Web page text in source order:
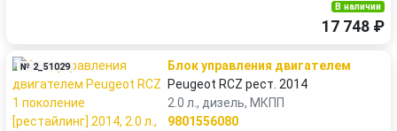
В наличии
17 748 ₽
№ 2_51029
Блок управления двигателем
Peugeot RCZ рест. 2014
2.0 л., дизель, МКПП
9801556080